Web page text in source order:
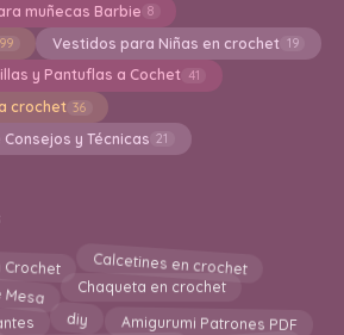
muñecas Barbie 8
99 Vestidos para Niñas en crochet 19
y Pantuflas a Cochet 41
crochet 36
y Técnicas 21
Calcetines en crochet
Chaqueta en crochet
diy Amigurumi Patrones PDF